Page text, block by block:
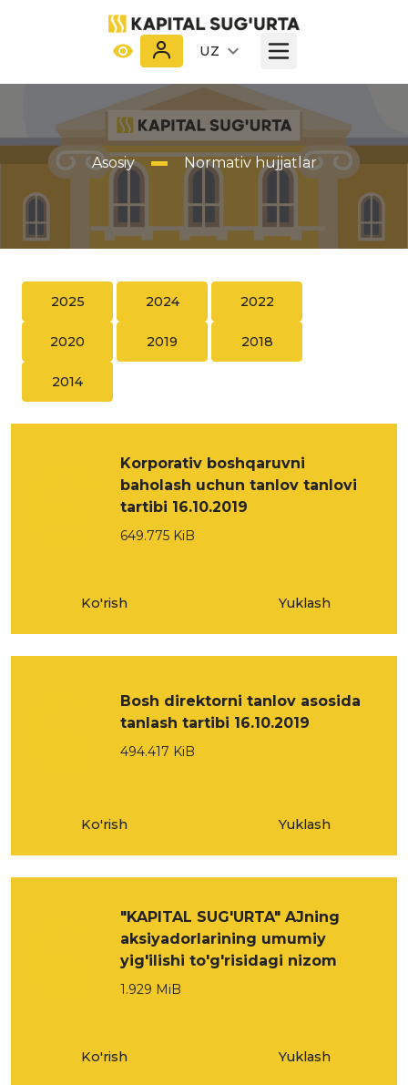
UZ
Asosiy Normativ hujjatlar
2025 2024 2022
2020 2019 2018
2014
Korporativ boshqaruvni
baholash uchun tanlov tanlovi
tartibi 16.10.2019
649.775 KiB
Ko'rish Yuklash
Bosh direktorni tanlov asosida
tanlash tartibi 16.10.2019
494.417 KiB
Ko'rish Yuklash
"KAPITAL SUG'URTA" AJning
aksiyadorlarining umumiy
yig'ilishi to'g'risidagi nizom
1.929 MiB
Ko'rish Yuklash